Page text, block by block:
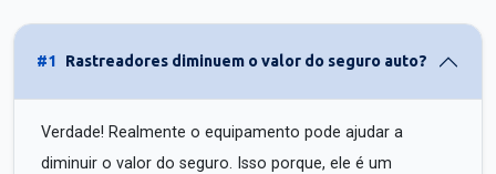
#1 Rastreadores diminuem o valor do seguro auto?
Verdade! Realmente o equipamento pode ajudar a
diminuir o valor do seguro. Isso porque, ele é um